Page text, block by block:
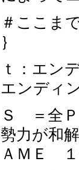
＃ここま
｝
ｔ：エン
エンディ
Ｓ ＝全Ｐ
勢力が和
ＡＭＥ １